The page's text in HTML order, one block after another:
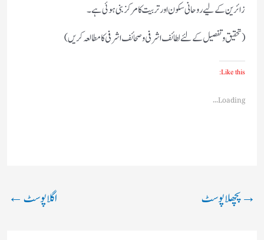
زائرین کے لیے روحانی سکون اور تربیت کا مرکز بنی ہوئی ہے۔
(تحقیق و تفصیل کے لئے لطائف اشرفی و صحائف اشرفی کا مطالعہ کریں)
Like this:
Loading...
→پچھلا پوسٹ اگلا پوسٹ←